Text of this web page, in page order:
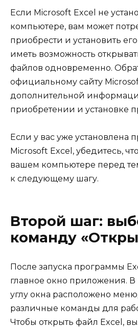
Если Microsoft Excel не
компьютере, вам может
приобрести и установить
иметь возможность
файлов одновременно.
официальному сайту
дополнительной
приобретении и установке
Если у вас уже установлена
Microsoft Excel, убедитесь,
вашем компьютере перед
к следующему шагу.
Второй шаг:
команду
После запуска программы
главное окно приложения.
углу окна расположено
различные команды для
Чтобы открыть файл Excel,